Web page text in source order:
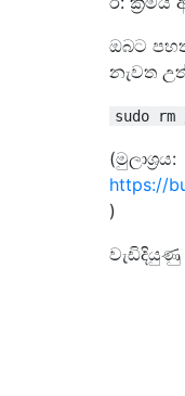
ඔබට
නැවත
sudo
(මුලාශ්‍රය:
https://
)